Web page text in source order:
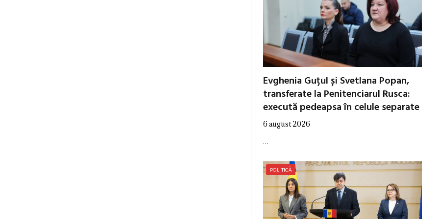
Evghenia Guțul și Svetlana Popan,
transferate la Penitenciarul Rusca:
execută pedeapsa în celule separate
6 august 2026
…
POLITICĂ